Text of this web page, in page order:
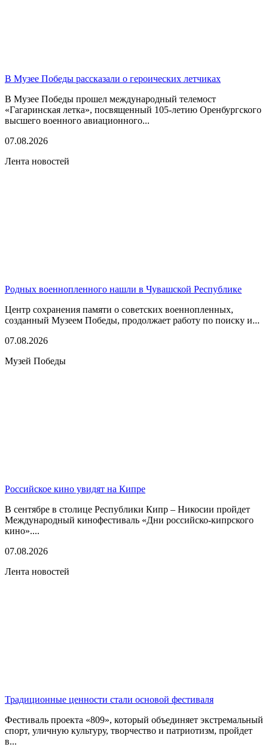
В Музее Победы рассказали о героических летчиках
В Музее Победы прошел международный телемост
«Гагаринская летка», посвященный 105-летию Оренбургского
высшего военного авиационного...
07.08.2026
Лента новостей
Родных военнопленного нашли в Чувашской Республике
Центр сохранения памяти о советских военнопленных,
созданный Музеем Победы, продолжает работу по поиску и...
07.08.2026
Музей Победы
Российское кино увидят на Кипре
В сентябре в столице Республики Кипр – Никосии пройдет
Международный кинофестиваль «Дни российско-кипрского
кино»....
07.08.2026
Лента новостей
Традиционные ценности стали основой фестиваля
Фестиваль проекта «809», который объединяет экстремальный
спорт, уличную культуру, творчество и патриотизм, пройдет
в...